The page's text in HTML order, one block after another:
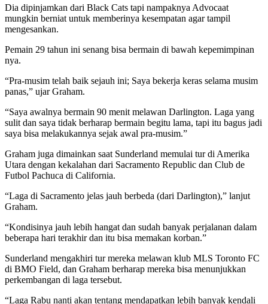
Dia dipinjamkan dari Black Cats tapi nampaknya Advocaat
mungkin berniat untuk memberinya kesempatan agar tampil
mengesankan.
Pemain 29 tahun ini senang bisa bermain di bawah kepemimpinan
nya.
“Pra-musim telah baik sejauh ini; Saya bekerja keras selama musim
panas,” ujar Graham.
“Saya awalnya bermain 90 menit melawan Darlington. Laga yang
sulit dan saya tidak berharap bermain begitu lama, tapi itu bagus jadi
saya bisa melakukannya sejak awal pra-musim.”
Graham juga dimainkan saat Sunderland memulai tur di Amerika
Utara dengan kekalahan dari Sacramento Republic dan Club de
Futbol Pachuca di California.
“Laga di Sacramento jelas jauh berbeda (dari Darlington),” lanjut
Graham.
“Kondisinya jauh lebih hangat dan sudah banyak perjalanan dalam
beberapa hari terakhir dan itu bisa memakan korban.”
Sunderland mengakhiri tur mereka melawan klub MLS Toronto FC
di BMO Field, dan Graham berharap mereka bisa menunjukkan
perkembangan di laga tersebut.
“Laga Rabu nanti akan tentang mendapatkan lebih banyak kendali